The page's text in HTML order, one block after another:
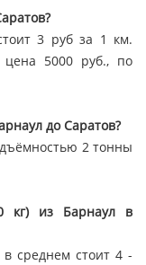
3 руб за 1 км.
5000 руб., по
до Саратов?
2 тонны
кг) из Барнаул в
в среднем стоит 4 -